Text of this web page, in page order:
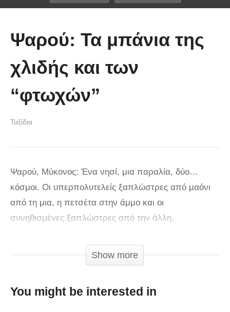
Φαλάσσαρνα: Όταν ο Θεός
Παραδείσου στη γη
Ψαρού: Τα μπάνια της
χλιδής και των
“φτωχών”
Ταξίδια
Ψαρού, Μύκονος: Ένα νησί, μια παραλία, δύο…
κόσμοι. Οι υπερπολυτελείς ξαπλώστρες από μαόνι
από τη μια, η πετσέτα στην άμμο και οι
συνηθισμένες ξαπλώστρες από την άλλη.
την άλλη. 90 ευρώ οι δύο ξαπλώστρες και η ομπρέλα
από τη μια, 20 από την άλλη. 8 ευρώ ο φρέντο από
πιστοποιεί το βίντεο- τα μπάνια της χλιδής κι εκείνα
Show more
You might be interested in